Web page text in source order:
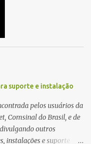
suporte e instalação
pelos usuários da
Comsinal do Brasil, e de
outros
instalações e suporte